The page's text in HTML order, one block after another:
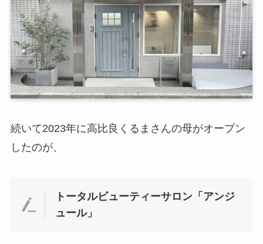
続いて2023年に高比良くるまさんの母がオープン
したのが、
トータルビューティーサロン「アンジ
ュール」